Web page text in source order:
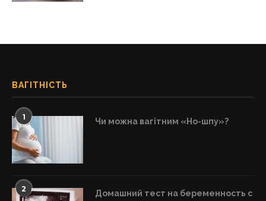
ВАГІТНІСТЬ
1 Чи можна вагітним «Но-шпу»?
2
Домашний тест на беременность с